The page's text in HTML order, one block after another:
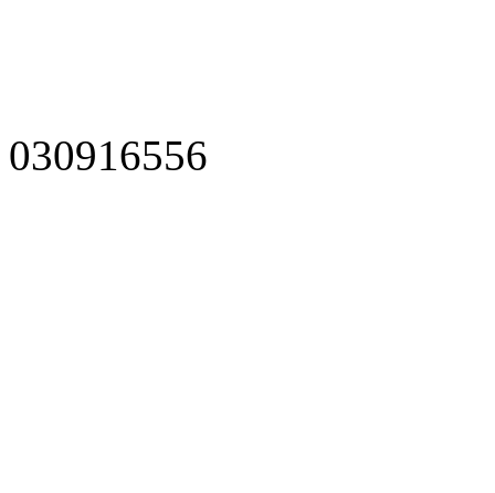
030916556